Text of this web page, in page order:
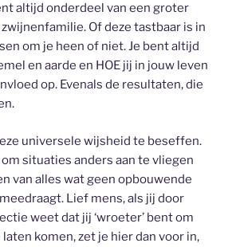
altijd onderdeel van een groter
Of deze tastbaar is in
om je heen of niet. Je bent altijd
en aarde en HOE jij in jouw leven
op. Evenals de resultaten, die
universele wijsheid te beseffen.
situaties anders aan te vliegen
van alles wat geen opbouwende
Lief mens, als jij door
weet dat jij ‘wroeter’ bent om
komen, zet je hier dan voor in,